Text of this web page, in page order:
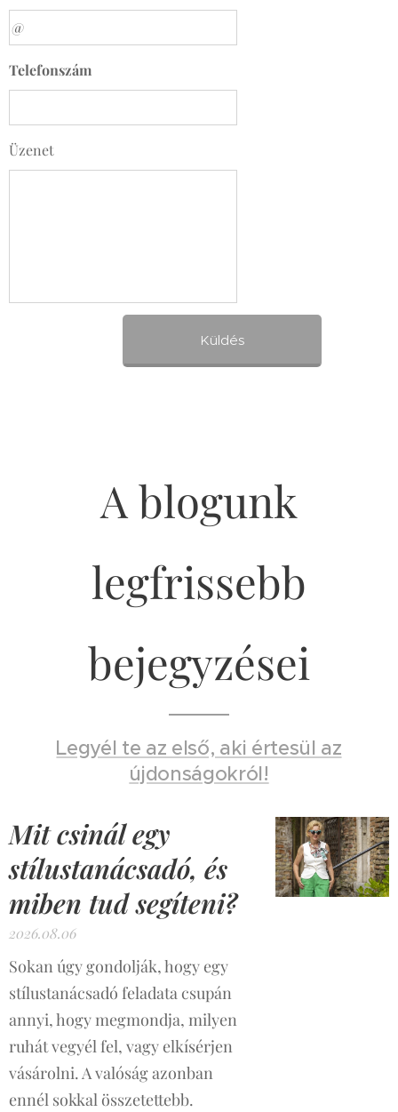
Telefonszám
Üzenet
Küldés
A blogunk
legfrissebb
bejegyzései
Legyél te az első, aki értesül az
újdonságokról!
Mit csinál egy
stílustanácsadó, és
miben tud segíteni?
2026.08.06
Sokan úgy gondolják, hogy egy
stílustanácsadó feladata csupán
annyi, hogy megmondja, milyen
ruhát vegyél fel, vagy elkísérjen
vásárolni. A valóság azonban
ennél sokkal összetettebb.